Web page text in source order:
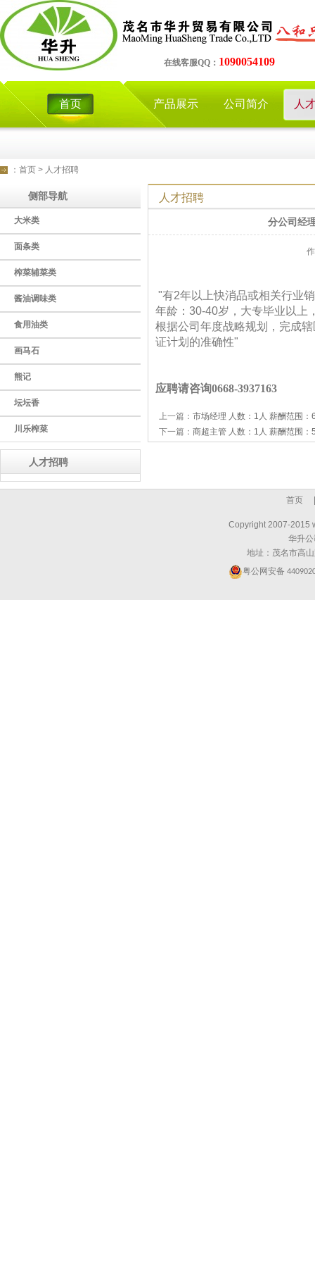
在线客服QQ： 1090054109
首页 产品展示 公司简介 人
： 首页 > 人才招聘
人才招聘
分公司经
"有2年以上快消品或相关行业
年龄：30-40岁，大专毕业以上
根据公司年度战略规划，完成
证计划的准确性"
应聘请咨询0668-3937163
上一篇： 市场经理 人数：1人 薪酬范围
下一篇： 商超主管 人数：1人 薪酬范围
侧部导航
大米类
面条类
榨菜辅菜类
酱油调味类
食用油类
画马石
熊记
坛坛香
川乐榨菜
人才招聘
首页
Copyright 2007-2015
华升
地址：茂名市高
粤公网安备